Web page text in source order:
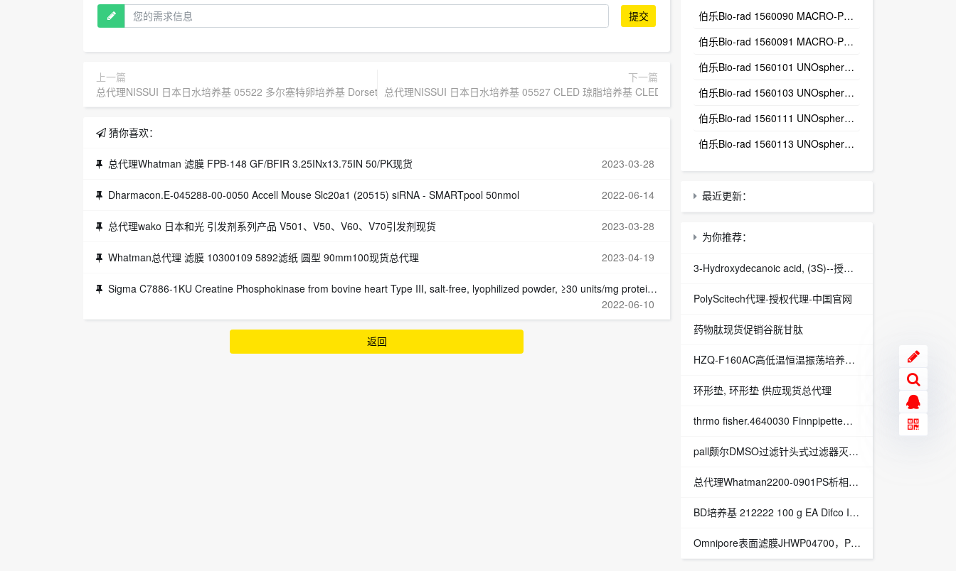
提交
上一篇
总代理NISSUI 日本日水培养基 05522 多尔塞特卵培养基 Dorset Egg Medium 用于保存菌株 100 支现货
下一篇
总代理NISSUI 日本日水培养基 05527 CLED 琼脂培养基 CLED Agar 尿中细菌的分离、定量 300g现货
猜你喜欢：
总代理Whatman 滤膜 FPB-148 GF/BFIR 3.25INx13.75IN 50/PK现货 2023-03-28
Dharmacon.E-045288-00-0050 Accell Mouse Slc20a1 (20515) siRNA - SMARTpool 50nmol 2022-06-14
总代理wako 日本和光 引发剂系列产品 V501、V50、V60、V70引发剂现货 2023-03-28
Whatman总代理 滤膜 10300109 5892滤纸 圆型 90mm100现货总代理 2023-04-19
Sigma C7886-1KU Creatine Phosphokinase from bovine heart Type III, salt-free, lyophilized powder, ≥30 units/mg protein (Sigma-Al
2022-06-10
返回
伯乐Bio-rad 1560090 MACRO-PREP T-BUTYL HIC,100ML
伯乐Bio-rad 1560091 MACRO-PREP T-BUTYL HIC,500ML
伯乐Bio-rad 1560101 UNOsphere Q, 25ML
伯乐Bio-rad 1560103 UNOsphere Q, 100ML
伯乐Bio-rad 1560111 UNOsphere S, 25ML
伯乐Bio-rad 1560113 UNOsphere S, 100ML
最近更新：
为你推荐：
3-Hydroxydecanoic acid, (3S)--授权代理-中国官网
PolyScitech代理-授权代理-中国官网
药物肽现货促销谷胱甘肽
HZQ-F160AC高低温恒温振荡培养箱 振荡培养箱
环形垫, 环形垫 供应现货总代理
thrmo fisher.4640030 Finnpipette™ F3 可变量程单通道移液器（黄色） 2-20μLThermo
pall颇尔DMSO过滤针头式过滤器灭菌针头式过滤器44334433现货总代理
总代理Whatman2200-0901PS析相分离纸1PS 9.0CM 100/PK现货
BD培养基 212222 100 g EA Difco Inositol Assay Medium 肌醇分析培养基现货总代理
Omnipore表面滤膜JHWP04700，PTFE滤膜0.45um孔径JHWP04700现货总代理